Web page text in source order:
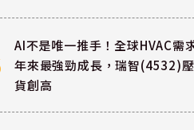
AI不是唯一推手！全球HVAC需
年來最強勁成長，瑞智(4532)
貨創高